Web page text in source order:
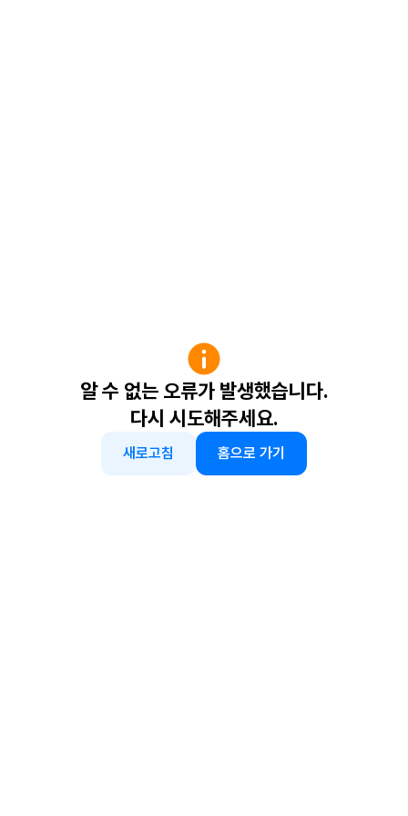
알 수 없는 오류가 발생했습니다.
다시 시도해주세요.
새로고침 홈으로 가기